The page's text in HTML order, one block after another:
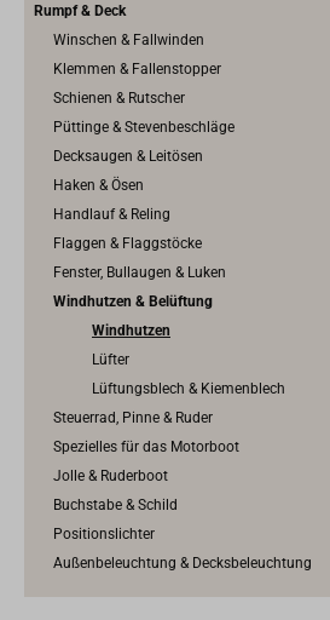
Rumpf & Deck
Winschen & Fallwinden
Klemmen & Fallenstopper
Schienen & Rutscher
Püttinge & Stevenbeschläge
Decksaugen & Leitösen
Haken & Ösen
Handlauf & Reling
Flaggen & Flaggstöcke
Fenster, Bullaugen & Luken
Windhutzen & Belüftung
Windhutzen
Lüfter
Lüftungsblech & Kiemenblech
Steuerrad, Pinne & Ruder
Spezielles für das Motorboot
Jolle & Ruderboot
Buchstabe & Schild
Positionslichter
Außenbeleuchtung & Decksbeleuchtung